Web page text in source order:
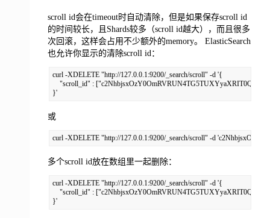
scroll id会在timeout时自动清除，但是如果保存scroll id
的时间较长，且Shards较多（scroll id越大），而且很多
次回滚，这样会占用不少额外的memory。 ElasticSearch
也允许你显示的清除scroll id：
curl -XDELETE "http://127.0.0.1:9200/_search/scroll" -d '{
"scroll_id" :
}'
或
curl -XDELETE "http://127.0.0.1:9200/_search/scroll" -d
多个scroll id放在数组里一起删除：
curl -XDELETE "http://127.0.0.1:9200/_search/scroll" -d '{
"scroll_id" :
}'